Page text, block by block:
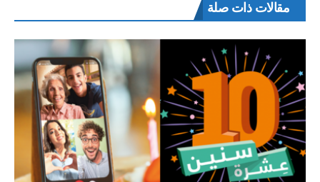
مقالات ذات صلة